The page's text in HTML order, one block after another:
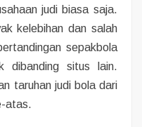
judi biasa saja.
kelebihan dan salah
sepakbola
dibanding situs lain.
taruhan judi bola dari
atas.